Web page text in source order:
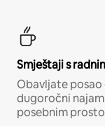
Smještaji s
Obavljate
dugoročni
posebnim